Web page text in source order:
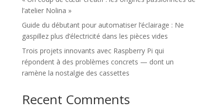
l’atelier Nolina »
Guide du débutant pour automatiser l’éclairage : Ne
gaspillez plus d’électricité dans les pièces vides
Trois projets innovants avec Raspberry Pi qui
répondent à des problèmes concrets — dont un
ramène la nostalgie des cassettes
Recent Comments